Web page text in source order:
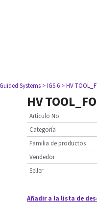
Systems > IGS 6 > HV
HV
Artículo No.
Categoría
Familia de productos
Vendedor
Seller
Añadir a la lista de